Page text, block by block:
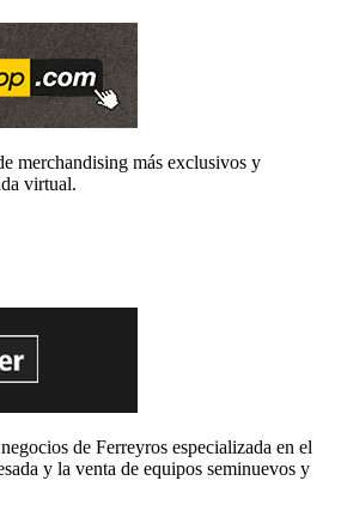
merchandising más exclusivos y
virtual.
de Ferreyros especializada en el
y la venta de equipos seminuevos y